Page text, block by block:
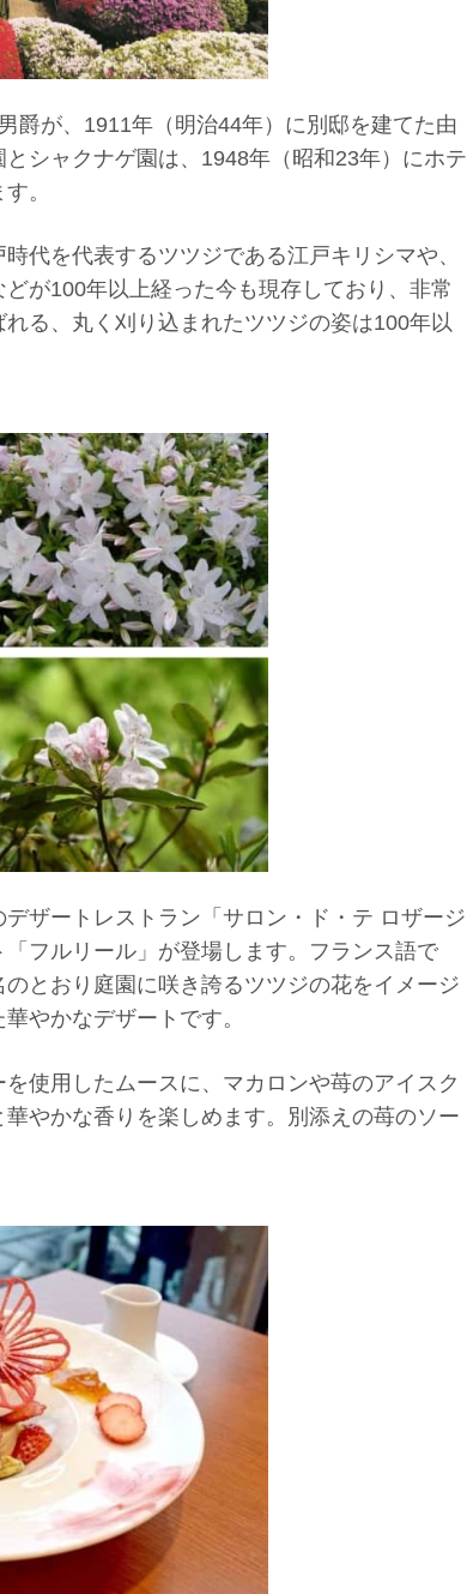
爵が、1911年（明治44年）に別邸を建てた由
シャクナゲ園は、1948年（昭和23年）にホテ
。
代を代表するツツジである江戸キリシマや、
が100年以上経った今も現存しており、非常
る、丸く刈り込まれたツツジの姿は100年以
ザートレストラン「サロン・ド・テ ロザージ
フルリール」が登場します。フランス語で
とおり庭園に咲き誇るツツジの花をイメージ
やかなデザートです。
使用したムースに、マカロンや苺のアイスク
やかな香りを楽しめます。別添えの苺のソー